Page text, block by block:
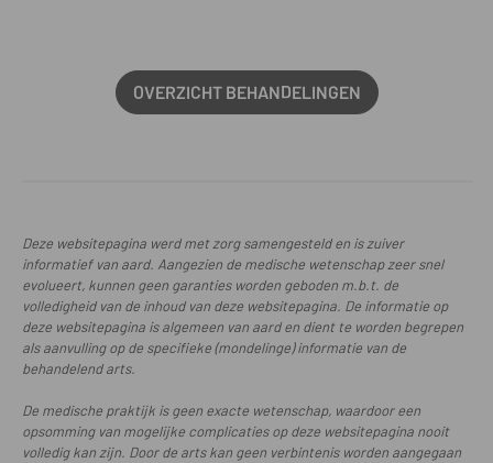
OVERZICHT BEHANDELINGEN
Deze websitepagina werd met zorg samengesteld en is zuiver
informatief van aard. Aangezien de medische wetenschap zeer snel
evolueert, kunnen geen garanties worden geboden m.b.t. de
volledigheid van de inhoud van deze websitepagina. De informatie op
deze websitepagina is algemeen van aard en dient te worden begrepen
als aanvulling op de specifieke (mondelinge) informatie van de
behandelend arts.
De medische praktijk is geen exacte wetenschap, waardoor een
opsomming van mogelijke complicaties op deze websitepagina nooit
volledig kan zijn. Door de arts kan geen verbintenis worden aangegaan